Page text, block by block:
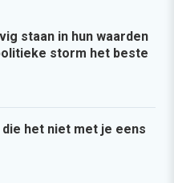
staan in hun waarden
storm het beste
het niet met je eens